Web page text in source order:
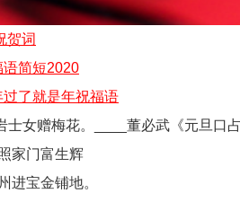
贺词
简短2020
了就是年祝福语
赠梅花。____董必武《元旦口占
家门富生辉
宝金铺地。